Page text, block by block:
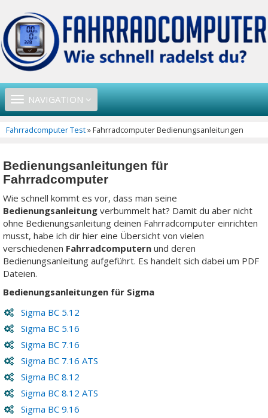
TOGGLE
NAVIGATION
NAVIGATION
Fahrradcomputer Test» Fahrradcomputer Bedienungsanleitungen
Bedienungsanleitungen für
Fahrradcomputer
Wie schnell kommt es vor, dass man seine
Bedienungsanleitung verbummelt hat? Damit du aber nicht
ohne Bedienungsanleitung deinen Fahrradcomputer einrichten
musst, habe ich dir hier eine Übersicht von vielen
verschiedenen Fahrradcomputern und deren
Bedienungsanleitung aufgeführt. Es handelt sich dabei um PDF
Dateien.
Bedienungsanleitungen für Sigma
Sigma BC 5.12
Sigma BC 5.16
Sigma BC 7.16
Sigma BC 7.16 ATS
Sigma BC 8.12
Sigma BC 8.12 ATS
Sigma BC 9.16